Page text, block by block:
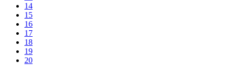
14
15
16
17
18
19
20